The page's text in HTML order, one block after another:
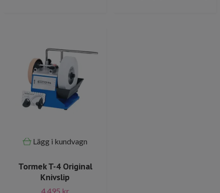
Lägg i kundvagn
Tormek T-4 Original
Knivslip
4 495 kr